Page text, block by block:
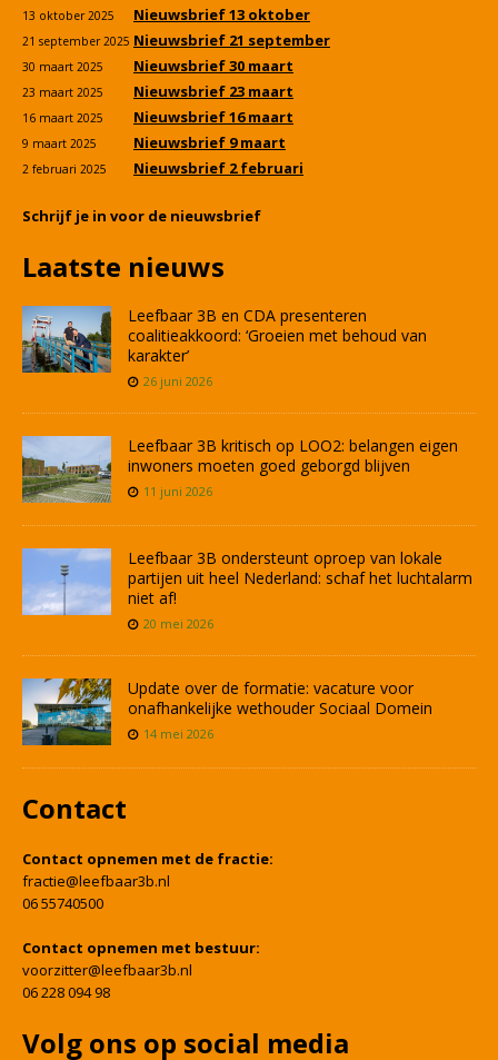
13 oktober 2025 Nieuwsbrief 13 oktober
21 september 2025 Nieuwsbrief 21 september
30 maart 2025 Nieuwsbrief 30 maart
23 maart 2025 Nieuwsbrief 23 maart
16 maart 2025 Nieuwsbrief 16 maart
9 maart 2025 Nieuwsbrief 9 maart
2 februari 2025 Nieuwsbrief 2 februari
Schrijf je in voor de nieuwsbrief
Laatste nieuws
Leefbaar 3B en CDA presenteren
coalitieakkoord: ‘Groeien met behoud van
karakter’
26 juni 2026
Leefbaar 3B kritisch op LOO2: belangen eigen
inwoners moeten goed geborgd blijven
11 juni 2026
Leefbaar 3B ondersteunt oproep van lokale
partijen uit heel Nederland: schaf het luchtalarm
niet af!
20 mei 2026
Update over de formatie: vacature voor
onafhankelijke wethouder Sociaal Domein
14 mei 2026
Contact
Contact opnemen met de fractie:
fractie@leefbaar3b.nl
06 55740500
Contact opnemen met bestuur:
voorzitter@leefbaar3b.nl
06 228 094 98
Volg ons op social media